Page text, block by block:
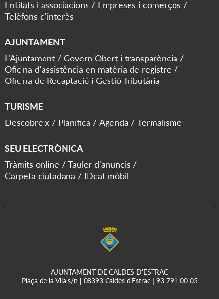
Entitats i associacions
Empreses i comerços
Telèfons d'interès
AJUNTAMENT
L'Ajuntament
Govern Obert i transparència
Oficina d'assistència en matèria de registre
Oficina de Recaptació i Gestió Tributària
TURISME
Descobreix
Planifica Agenda Termalisme
SEU ELECTRÒNICA
Tràmits online
Tauler d'anuncis
Carpeta ciutadana
IDcat mòbil
AJUNTAMENT DE CALDES D'ESTRAC
Plaça de la Vila s/n
08393 Caldes d'Estrac 93 791 00 05